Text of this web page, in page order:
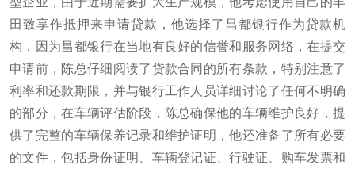
田致享作抵押来申请贷款，他选择了昌都银行作为贷款机
构，因为昌都银行在当地有良好的信誉和服务网络，在提交
申请前，陈总仔细阅读了贷款合同的所有条款，特别注意了
利率和还款期限，并与银行工作人员详细讨论了任何不明确
的部分，在车辆评估阶段，陈总确保他的车辆维护良好，提
供了完整的车辆保养记录和维护证明，他还准备了所有必要
的文件，包括身份证明、车辆登记证、行驶证、购车发票和